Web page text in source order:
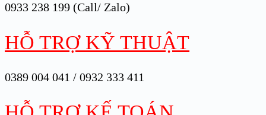
0933 238 199 (Call/ Zalo)
HỖ TRỢ KỸ THUẬT
0389 004 041 / 0932 333 411